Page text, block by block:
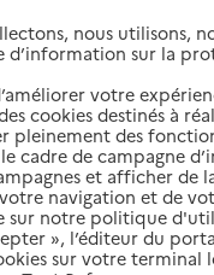
aux favoris
nous utilisons,
d’information sur la
votre
cookies destinés à
pleinement des
cadre de campagne
et afficher de
navigation et de
sur notre politique
», l’éditeur du
sur votre terminal